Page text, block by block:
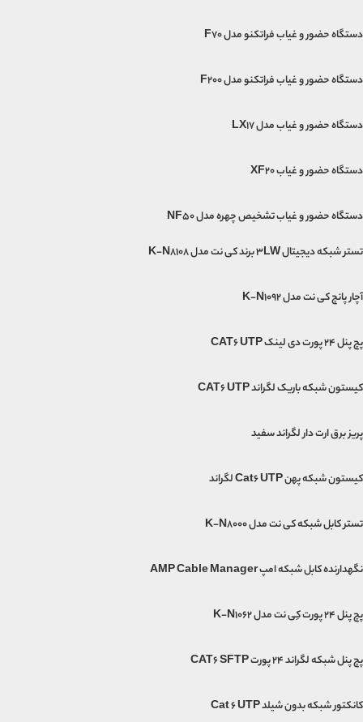
دستگاه حضور و غیاب فراتکنو مدل F70
دستگاه حضور و غیاب فراتکنو مدل F200
دستگاه حضور و غیاب مدل LX17
دستگاه حضور و غیاب XF20
دستگاه حضور و غیاب تشخیص چهره مدل NF50
تستر شبکه دیجیتال 3LW برند کی نت مدل K-N8108
آچار پانچ کی نت مدل K-N1092
پچ پنل 24 پورت دی لینک CAT6 UTP
کیستون شبکه باریک لگراند CAT6 UTP
پریز برق ارت دار لگراند سفید
کیستون شبکه پهن Cat6 UTP لگراند
تستر کابل شبکه کی نت مدل K-N8000
نگهدارنده کابل شبکه امپ AMP Cable Manager
پچ پنل 24 پورت کِی نت مدل K-N1062
پچ پنل شبکه لگراند 24 پورت CAT6 SFTP
کانکتور شبکه بدون شیلد Cat 6 UTP